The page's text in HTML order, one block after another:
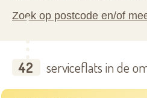
Zoek op postcode en/of
42 serviceflats in de